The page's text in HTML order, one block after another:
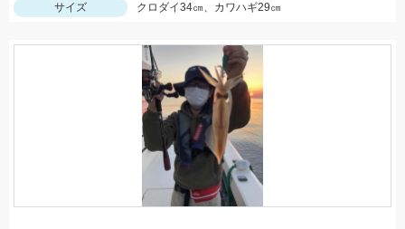
サイズ
クロダイ34㎝、カワハギ29㎝